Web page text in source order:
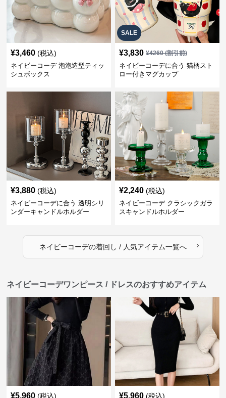
¥3,460 (税込)
ネイビーコーデ 泡泡造型ティッ
シュボックス
SALE
¥3,830 ¥4260(割引前)
ネイビーコーデに合う 猫柄スト
ロー付きマグカップ
¥3,880 (税込)
ネイビーコーデに合う 透明シリ
ンダーキャンドルホルダー
¥2,240 (税込)
ネイビーコーデ クラシックガラ
スキャンドルホルダー
ネイビーコーデの着回し / 人気アイテム一覧へ ›
ネイビーコーデワンピース / ドレスのおすすめアイテム
¥5,960 (税込) ¥5,960 (税込)